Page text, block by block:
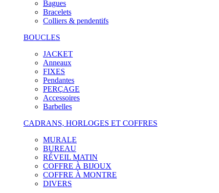
Bagues
Bracelets
Colliers & pendentifs
BOUCLES
JACKET
Anneaux
FIXES
Pendantes
PERÇAGE
Accessoires
Barbelles
CADRANS, HORLOGES ET COFFRES
MURALE
BUREAU
RÉVEIL MATIN
COFFRE À BIJOUX
COFFRE À MONTRE
DIVERS